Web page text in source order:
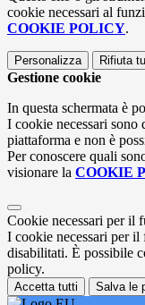
cookie necessari al
COOKIE POLICY.
Personalizza Rifiuta
Gestione cookie
In questa schermata è
I cookie necessari
piattaforma e non è
Per conoscere quali
visionare la COOKIE
Cookie necessari per il
I cookie necessari per il
disabilitati. È possibile
policy.
Accetta tutti Salva le